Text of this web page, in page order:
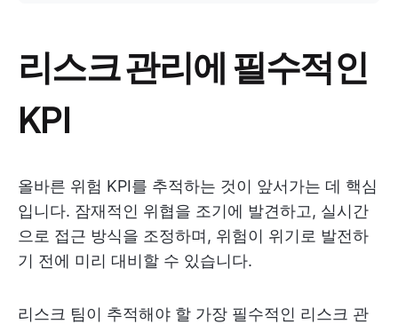
리스크 관리에 필수적인
KPI
올바른 위험 KPI를 추적하는 것이 앞서가는 데 핵심
입니다. 잠재적인 위협을 조기에 발견하고, 실시간
으로 접근 방식을 조정하며, 위험이 위기로 발전하
기 전에 미리 대비할 수 있습니다.
리스크 팀이 추적해야 할 가장 필수적인 리스크 관